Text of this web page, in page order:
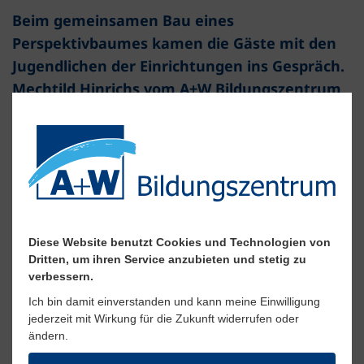
Beim gemeinsamen Bau eines
Perspektivbaumes kamen die Gäste mit den
Jugendlichen der Einrichtungen ins Gespräch.
Mechtild Hinrichs vom A+W Bildungszentrum,
gute Ausbildung, Arbeit und ein
auskömmliches Einkommen sind
Grundvoraussetzungen für die individuelle
Entwicklung, für die eigenständige
Teilhabe eines jeden Menschen. Daher
müssen alle jungen Menschen nach
Beendigung ihrer Schulzeit ein Recht auf
einen Ausbildungsplatz mit einem
anerkannten Berufsabschluss haben. Für
Diese Website benutzt Cookies und Technologien von
Dritten, um ihren Service anzubieten und stetig zu
verbessern.
Ich bin damit einverstanden und kann meine Einwilligung
jederzeit mit Wirkung für die Zukunft widerrufen oder
ändern.